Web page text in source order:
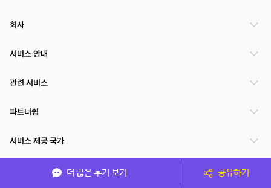
더 많은 후기 보기 공유하기
회사
서비스 안내
관련 서비스
파트너쉽
서비스 제공 국가